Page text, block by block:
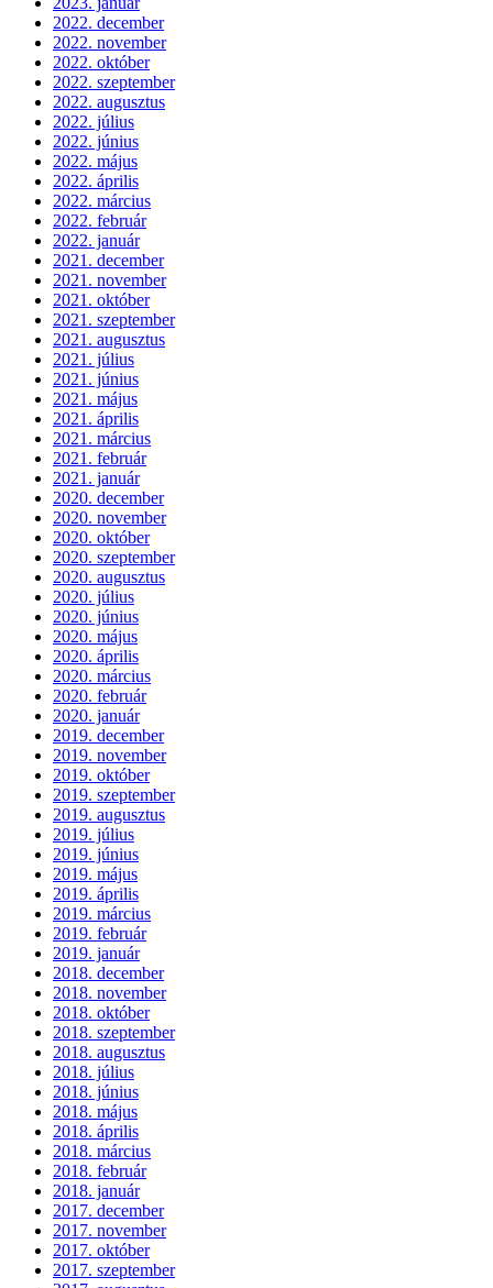
2022. december
2022. november
2022. október
2022. szeptember
2022. augusztus
2022. július
2022. június
2022. május
2022. április
2022. március
2022. február
2022. január
2021. december
2021. november
2021. október
2021. szeptember
2021. augusztus
2021. július
2021. június
2021. május
2021. április
2021. március
2021. február
2021. január
2020. december
2020. november
2020. október
2020. szeptember
2020. augusztus
2020. július
2020. június
2020. május
2020. április
2020. március
2020. február
2020. január
2019. december
2019. november
2019. október
2019. szeptember
2019. augusztus
2019. július
2019. június
2019. május
2019. április
2019. március
2019. február
2019. január
2018. december
2018. november
2018. október
2018. szeptember
2018. augusztus
2018. július
2018. június
2018. május
2018. április
2018. március
2018. február
2018. január
2017. december
2017. november
2017. október
2017. szeptember